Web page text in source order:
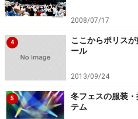
公式YouTube動画の再生回
月5日）で1億2707万回を超
ヒット曲」といえますが、
ると一つに答えを絞るのが難
エモーショナルな歌声、歌詞
2008/07/17
4
ここからポリス
ール
2013/09/24
5
冬フェスの服装
テム